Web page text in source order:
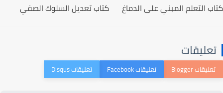
كتاب التعلم المبني على الدماغ كتاب تعديل السلوك الصفي
تعليقات